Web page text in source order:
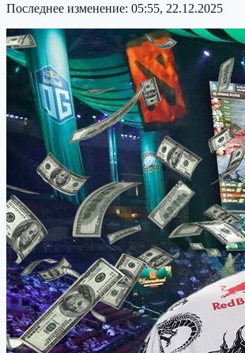
Последнее изменение: 05:55, 22.12.2025